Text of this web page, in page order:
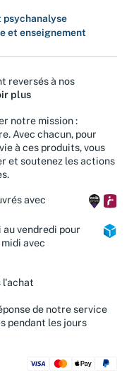
reversés à nos
plus
notre mission :
Avec chacun, pour
à ces produits, vous
et soutenez les actions
avec
vendredi pour
avec
de notre service
pendant les jours